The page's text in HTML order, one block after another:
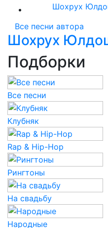
Шохрух
Все песни автора
Шохрух
Подборки
Все песни
Клубняк
Rap & Hip-Hop
Рингтоны
На свадьбу
Народные